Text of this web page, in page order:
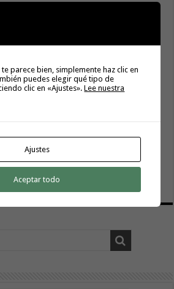
final de la adecuación del entorno
de los aparcamientos
parece bien, simplemente haz clic en
puedes elegir qué tipo de
clic en «Ajustes».Lee nuestra
Ajustes
Aceptar todo